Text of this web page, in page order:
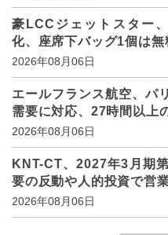
豪LCCジェットスター
化、座席下バッグ1個は無
2026年08月06日
エールフランス航空、パ
需要に対応、27時間以上
2026年08月06日
KNT-CT、2027年3月期
要の反動や人的投資で営
2026年08月06日